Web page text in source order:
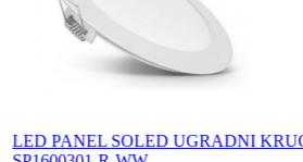
LED PANEL SOLED UGRADNI